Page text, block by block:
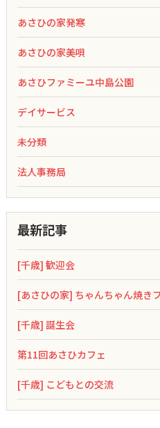
あさひの家発寒
あさひの家美唄
あさひファミーユ中島公園
デイサービス
未分類
法人事務局
最新記事
[千歳] 歓迎会
[あさひの家] ちゃんちゃん焼き
[千歳] 誕生会
第11回あさひカフェ
[千歳] こどもとの交流